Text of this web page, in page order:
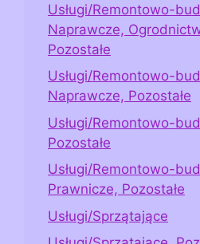
Usługi/Remontowo-
Naprawcze,
Pozostałe
Usługi/Remontowo-
Naprawcze, Pozostałe
Usługi/Remontowo-
Pozostałe
Usługi/Remontowo-
Prawnicze, Pozostałe
Usługi/Sprzątające